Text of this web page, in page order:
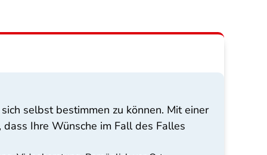
selbst bestimmen zu können. Mit einer
Ihre Wünsche im Fall des Falles